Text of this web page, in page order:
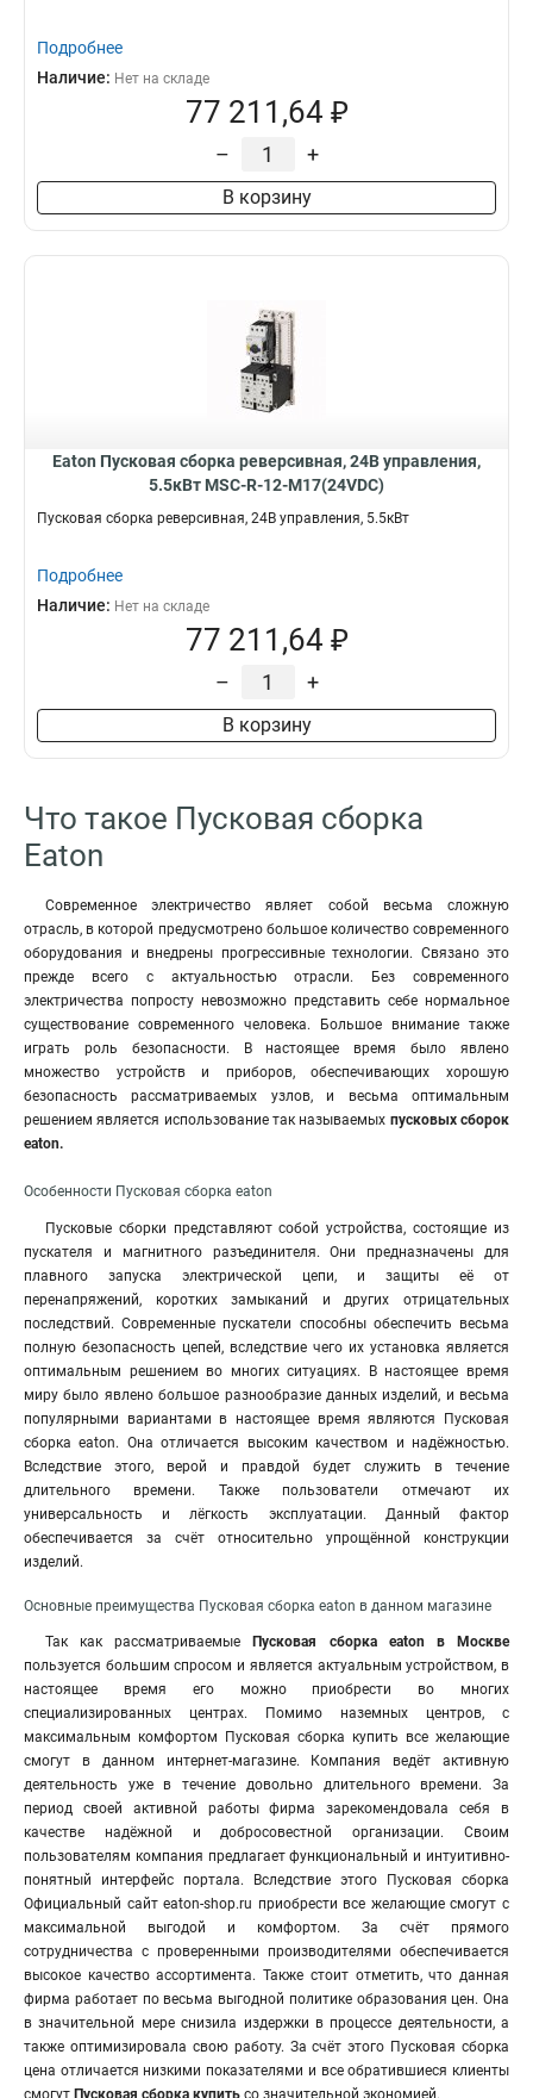
Подробнее
Наличие: Нет на складе
77 211,64 ₽
– +
В корзину
Eaton Пусковая сборка реверсивная, 24В управления,
5.5кВт MSC-R-12-M17(24VDC)
Пусковая сборка реверсивная, 24В управления, 5.5кВт
Подробнее
Наличие: Нет на складе
77 211,64 ₽
– +
В корзину
Что такое Пусковая сборка
Eaton
Современное электричество являет собой весьма сложную
отрасль, в которой предусмотрено большое количество современного
оборудования и внедрены прогрессивные технологии. Связано это
прежде всего с актуальностью отрасли. Без современного
электричества попросту невозможно представить себе нормальное
существование современного человека. Большое внимание также
играть роль безопасности. В настоящее время было явлено
множество устройств и приборов, обеспечивающих хорошую
безопасность рассматриваемых узлов, и весьма оптимальным
решением является использование так называемых пусковых сборок
eaton.
Особенности Пусковая сборка eaton
Пусковые сборки представляют собой устройства, состоящие из
пускателя и магнитного разъединителя. Они предназначены для
плавного запуска электрической цепи, и защиты её от
перенапряжений, коротких замыканий и других отрицательных
последствий. Современные пускатели способны обеспечить весьма
полную безопасность цепей, вследствие чего их установка является
оптимальным решением во многих ситуациях. В настоящее время
миру было явлено большое разнообразие данных изделий, и весьма
популярными вариантами в настоящее время являются Пусковая
сборка eaton. Она отличается высоким качеством и надёжностью.
Вследствие этого, верой и правдой будет служить в течение
длительного времени. Также пользователи отмечают их
универсальность и лёгкость эксплуатации. Данный фактор
обеспечивается за счёт относительно упрощённой конструкции
изделий.
Основные преимущества Пусковая сборка eaton в данном магазине
Так как рассматриваемые Пусковая сборка eaton в Москве
пользуется большим спросом и является актуальным устройством, в
настоящее время его можно приобрести во многих
специализированных центрах. Помимо наземных центров, с
максимальным комфортом Пусковая сборка купить все желающие
смогут в данном интернет-магазине. Компания ведёт активную
деятельность уже в течение довольно длительного времени. За
период своей активной работы фирма зарекомендовала себя в
качестве надёжной и добросовестной организации. Своим
пользователям компания предлагает функциональный и интуитивно-
понятный интерфейс портала. Вследствие этого Пусковая сборка
Официальный сайт eaton-shop.ru приобрести все желающие смогут с
максимальной выгодой и комфортом. За счёт прямого
сотрудничества с проверенными производителями обеспечивается
высокое качество ассортимента. Также стоит отметить, что данная
фирма работает по весьма выгодной политике образования цен. Она
в значительной мере снизила издержки в процессе деятельности, а
также оптимизировала свою работу. За счёт этого Пусковая сборка
цена отличается низкими показателями и все обратившиеся клиенты
смогут Пусковая сборка купить со значительной экономией.